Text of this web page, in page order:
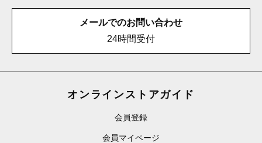
メールでのお問い合わせ
24時間受付
オンラインストアガイド
会員登録
会員マイページ